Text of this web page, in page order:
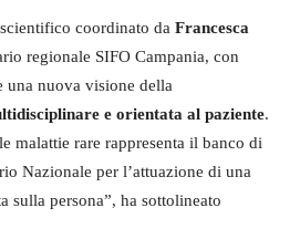
coordinato da Francesca
regionale SIFO Campania, con
una nuova visione della
e orientata al paziente.
malattie rare rappresenta il banco di
Nazionale per l’attuazione di una
sulla persona”, ha sottolineato